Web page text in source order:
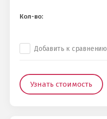
Кол-во:
Добавить к сравнению
Узнать стоимость